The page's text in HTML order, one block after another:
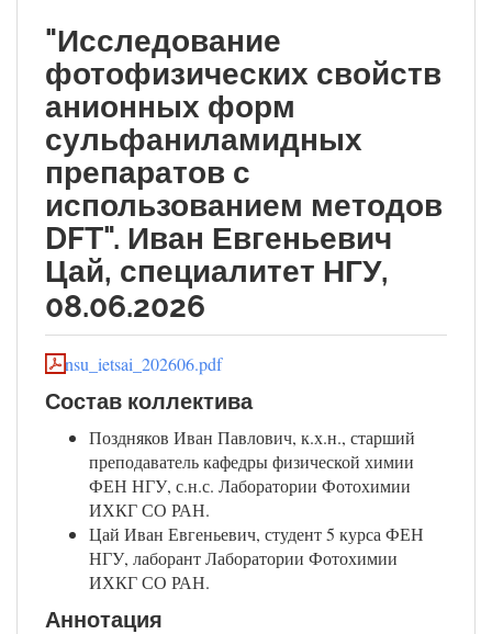
"Исследование
фотофизических свойств
анионных форм
сульфаниламидных
препаратов с
использованием методов
DFT". Иван Евгеньевич
Цай, специалитет НГУ,
08.06.2026
nsu_ietsai_202606.pdf
Состав коллектива
Поздняков Иван Павлович, к.х.н., старший
преподаватель кафедры физической химии
ФЕН НГУ, с.н.с. Лаборатории Фотохимии
ИХКГ СО РАН.
Цай Иван Евгеньевич, студент 5 курса ФЕН
НГУ, лаборант Лаборатории Фотохимии
ИХКГ СО РАН.
Аннотация